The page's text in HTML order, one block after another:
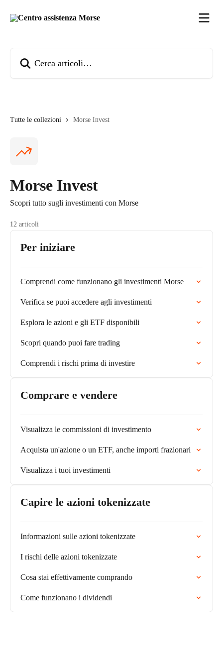
Tutte le collezioni Morse Invest
Morse Invest
Scopri tutto sugli investimenti con Morse
12 articoli
Per iniziare
Comprendi come funzionano gli investimenti Morse
Verifica se puoi accedere agli investimenti
Esplora le azioni e gli ETF disponibili
Scopri quando puoi fare trading
Comprendi i rischi prima di investire
Comprare e vendere
Visualizza le commissioni di investimento
Acquista un'azione o un ETF, anche importi frazionari
Visualizza i tuoi investimenti
Capire le azioni tokenizzate
Informazioni sulle azioni tokenizzate
I rischi delle azioni tokenizzate
Cosa stai effettivamente comprando
Come funzionano i dividendi